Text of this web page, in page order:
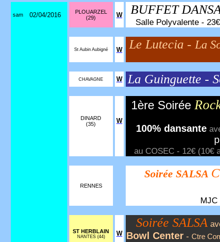
sam 02/04/2016
PLOUARZEL
(29)
W BUFFET
Salle Polyvalente -
St Aubin Aubigné W Le Lutecia - La
CHAVAGNE W La Guinguette -
DINARD
(35)
W
1ère Soirée
100% dansante
au COSEC - 12€ (10€
RENNES
Soirée SALSA
MJC
ST HERBLAIN
NANTES (44) W
Soirée SALSA
Bowl Center - Ctre